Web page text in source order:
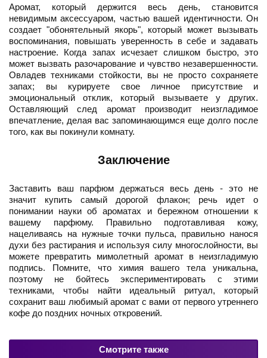
Аромат, который держится весь день, становится
невидимым аксессуаром, частью вашей идентичности. Он
создает "обонятельный якорь", который может вызывать
воспоминания, повышать уверенность в себе и задавать
настроение. Когда запах исчезает слишком быстро, это
может вызвать разочарование и чувство незавершенности.
Овладев техниками стойкости, вы не просто сохраняете
запах; вы курируете свое личное присутствие и
эмоциональный отклик, который вызываете у других.
Оставляющий след аромат производит неизгладимое
впечатление, делая вас запоминающимся еще долго после
того, как вы покинули комнату.
Заключение
Заставить ваш парфюм держаться весь день - это не
значит купить самый дорогой флакон; речь идет о
понимании науки об ароматах и бережном отношении к
вашему парфюму. Правильно подготавливая кожу,
нацеливаясь на нужные точки пульса, правильно нанося
духи без растирания и используя силу многослойности, вы
можете превратить мимолетный аромат в неизгладимую
подпись. Помните, что химия вашего тела уникальна,
поэтому не бойтесь экспериментировать с этими
техниками, чтобы найти идеальный ритуал, который
сохранит ваш любимый аромат с вами от первого утреннего
кофе до поздних ночных откровений.
Смотрите также